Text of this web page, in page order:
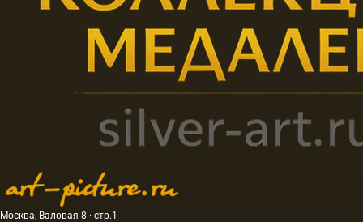
Москва, Валовая 8 · стр.1